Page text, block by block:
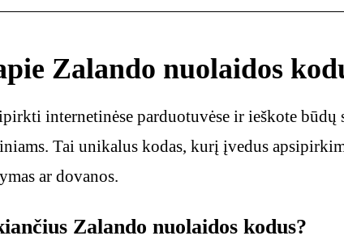
Zalando nuolaidos
internetinėse parduotuvėse ir ieškote
Tai unikalus kodas, kurį įvedus
ar dovanos.
Zalando nuolaidos kodus?